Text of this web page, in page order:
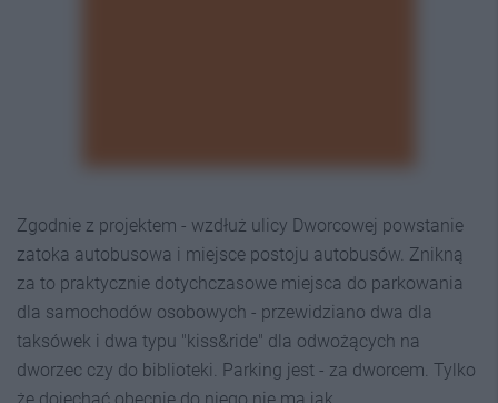
Zgodnie z projektem - wzdłuż ulicy Dworcowej powstanie
zatoka autobusowa i miejsce postoju autobusów. Znikną
za to praktycznie dotychczasowe miejsca do parkowania
dla samochodów osobowych - przewidziano dwa dla
taksówek i dwa typu "kiss&ride" dla odwożących na
dworzec czy do biblioteki. Parking jest - za dworcem. Tylko